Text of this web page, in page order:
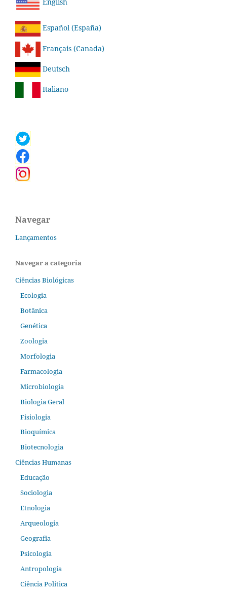
English
Español (España)
Français (Canada)
Deutsch
Italiano
Navegar
Lançamentos
Navegar a categoria
Ciências Biológicas
Ecologia
Botânica
Genética
Zoologia
Morfologia
Farmacologia
Microbiologia
Biologia Geral
Fisiologia
Bioquímica
Biotecnologia
Ciências Humanas
Educação
Sociologia
Etnologia
Arqueologia
Geografia
Psicologia
Antropologia
Ciência Política